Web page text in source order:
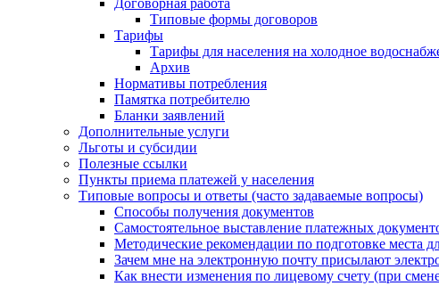
Договорная работа
Типовые формы договоров
Тарифы
Тарифы для населения на холодное
Архив
Нормативы потребления
Памятка потребителю
Бланки заявлений
Дополнительные услуги
Льготы и субсидии
Полезные ссылки
Пункты приема платежей у населения
Типовые вопросы и ответы (часто задаваемые вопросы)
Способы получения документов
Самостоятельное выставление платежных
Методические рекомендации по подготовке места
Зачем мне на электронную почту присылают
Как внести изменения по лицевому счету (при